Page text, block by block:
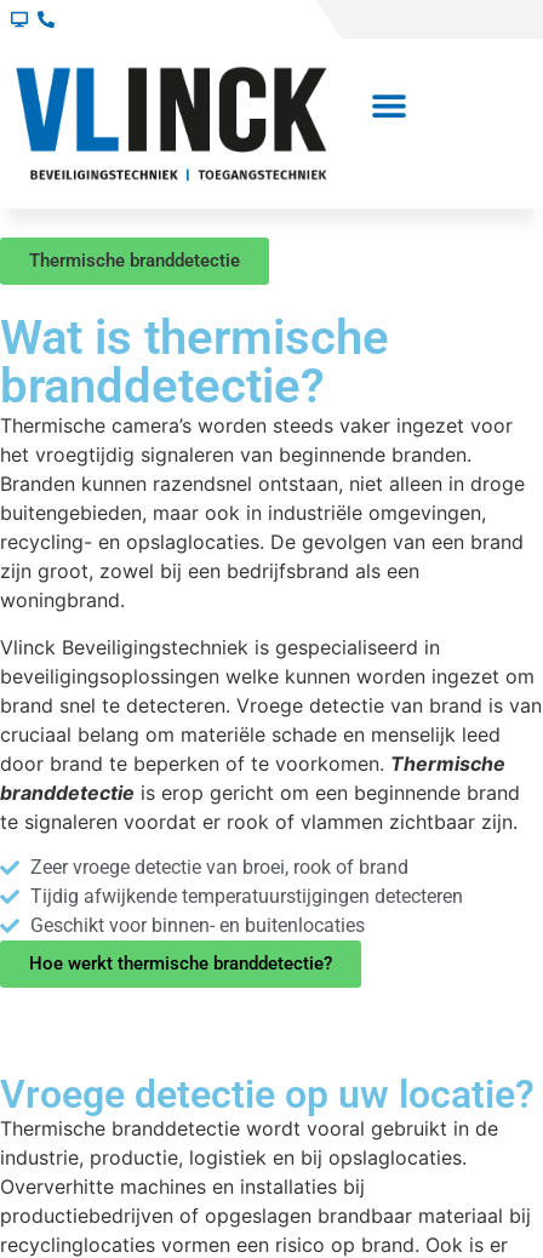
Thermische branddetectie
Wat is thermische
branddetectie?
Thermische camera’s worden steeds vaker ingezet voor
het vroegtijdig signaleren van beginnende branden.
Branden kunnen razendsnel ontstaan, niet alleen in droge
buitengebieden, maar ook in industriële omgevingen,
recycling- en opslaglocaties. De gevolgen van een brand
zijn groot, zowel bij een bedrijfsbrand als een
woningbrand.
Vlinck Beveiligingstechniek is gespecialiseerd in
beveiligingsoplossingen welke kunnen worden ingezet om
brand snel te detecteren. Vroege detectie van brand is van
cruciaal belang om materiële schade en menselijk leed
door brand te beperken of te voorkomen. Thermische
branddetectie is erop gericht om een beginnende brand
te signaleren voordat er rook of vlammen zichtbaar zijn.
Zeer vroege detectie van broei, rook of brand
Tijdig afwijkende temperatuurstijgingen detecteren
Geschikt voor binnen- en buitenlocaties
Hoe werkt thermische branddetectie?
Vroege detectie op uw locatie?
Thermische branddetectie wordt vooral gebruikt in de
industrie, productie, logistiek en bij opslaglocaties.
Oververhitte machines en installaties bij
productiebedrijven of opgeslagen brandbaar materiaal bij
recyclinglocaties vormen een risico op brand. Ook is er